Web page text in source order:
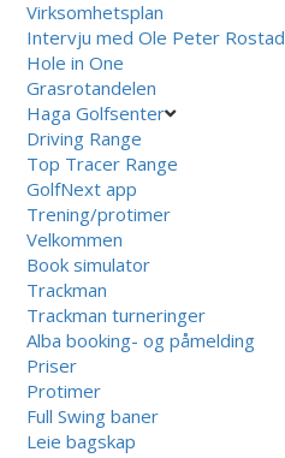
Virksomhetsplan
Intervju med Ole Peter Rostad
Hole in One
Grasrotandelen
Haga Golfsenter
Driving Range
Top Tracer Range
GolfNext app
Trening/protimer
Velkommen
Book simulator
Trackman
Trackman turneringer
Alba booking- og påmelding
Priser
Protimer
Full Swing baner
Leie bagskap